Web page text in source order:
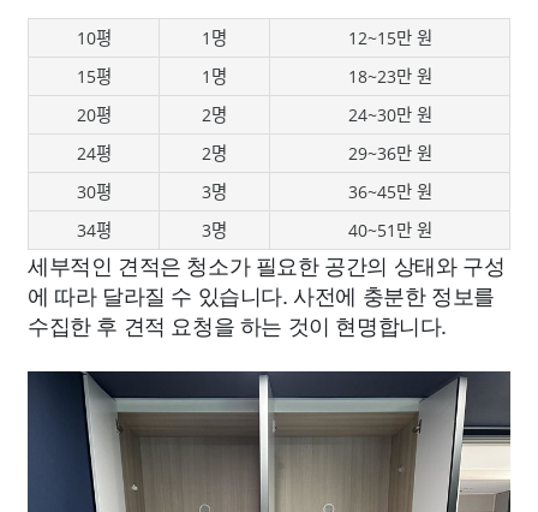
10평 1명
12~15만 원
15평
1명
18~23만 원
20평
2명
24~30만 원
24평
2명
29~36만 원
30평
3명
36~45만 원
34평
3명 40~51만 원
세부적인 견적은 청소가 필요한 공간의 상태와 구성
에 따라 달라질 수 있습니다. 사전에 충분한 정보를
수집한 후 견적 요청을 하는 것이 현명합니다.